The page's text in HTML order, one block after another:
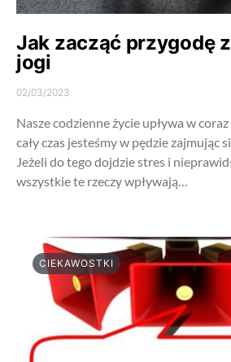
Jak zacząć przygodę
jogi
02/03/2023
Nasze codzienne życie upływa w
cały czas jesteśmy w pędzie zajmując
Jeżeli do tego dojdzie stres i
wszystkie te rzeczy wpływają…
CIEKAWOSTKI